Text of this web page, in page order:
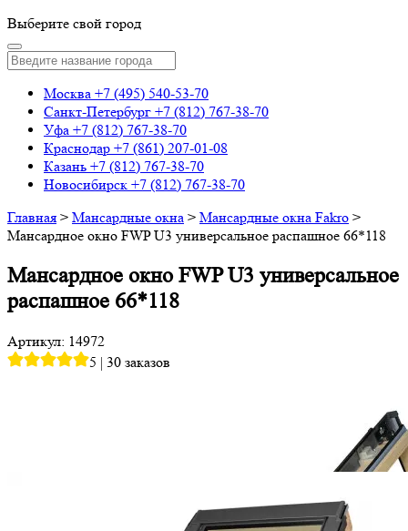
Выберите свой город
Москва +7 (495) 540-53-70
Санкт-Петербург +7 (812) 767-38-70
Уфа +7 (812) 767-38-70
Краснодар +7 (861) 207-01-08
Казань +7 (812) 767-38-70
Новосибирск +7 (812) 767-38-70
Главная > Мансардные окна > Мансардные окна Fakro >
Мансардное окно FWP U3 универсальное распашное 66*118
Мансардное окно FWP U3 универсальное
распашное 66*118
Артикул: 14972
5 | 30 заказов